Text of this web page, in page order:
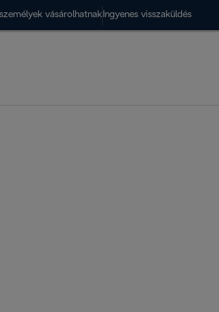
vásárolhatnak Ingyenes visszaküldés